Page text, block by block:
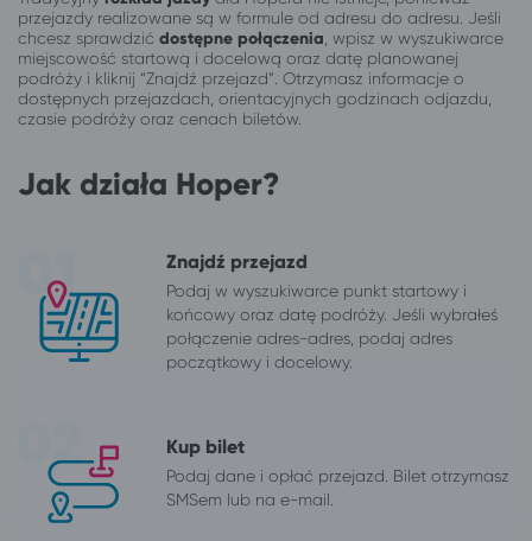
przejazdy realizowane są w formule od adresu do adresu. Jeśli
chcesz sprawdzić dostępne połączenia , wpisz w wyszukiwarce
miejscowość startową i docelową oraz datę planowanej
podróży i kliknij “Znajdź przejazd”. Otrzymasz informacje o
dostępnych przejazdach, orientacyjnych godzinach odjazdu,
czasie podróży oraz cenach biletów.
Jak działa Hoper?
Znajdź przejazd
Podaj w wyszukiwarce punkt startowy i
końcowy oraz datę podróży. Jeśli wybrałeś
połączenie adres-adres, podaj adres
początkowy i docelowy.
Kup bilet
Podaj dane i opłać przejazd. Bilet otrzymasz
SMSem lub na e-mail.